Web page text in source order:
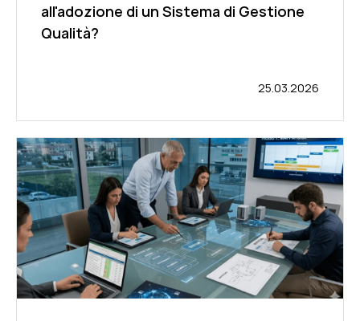
all'adozione di un Sistema di Gestione
Qualità?
25.03.2026